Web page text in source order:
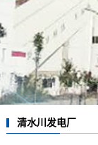
清水川发电厂